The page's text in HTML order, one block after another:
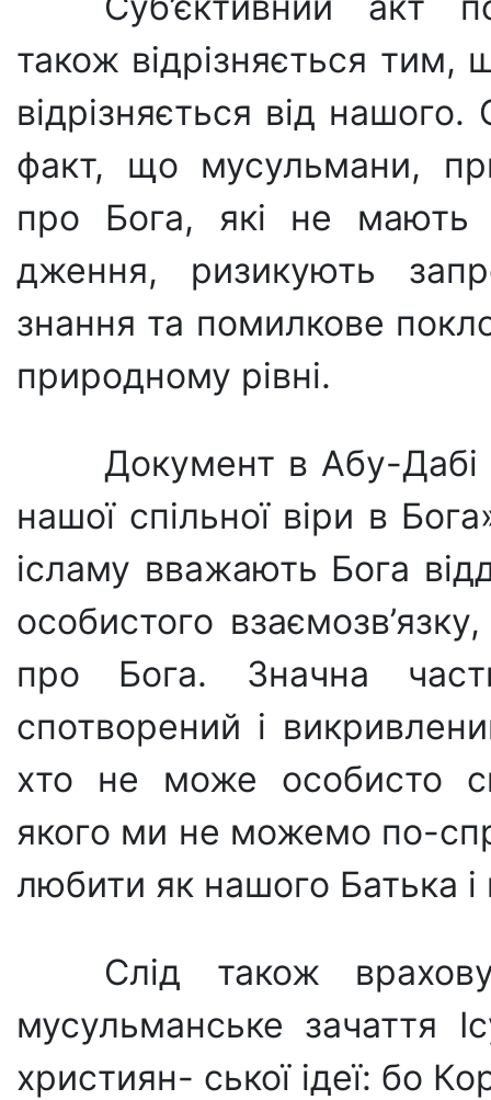
також відрізняється тим,
від­різняється від
факт, що мусульмани,
про Бога, які не мають
дження, ризикують
знання та помилкове
при­родному рівні.
Документ в Абу-Дабі
нашої спільної віри в
ісламу вважають Бога
особистого
про Бога. Значна
спотворений і
хто не може особисто
якого ми не можемо по-
любити як нашого Батька
Слід також
мусульманське зачаття
християн- ської ідеї: бо